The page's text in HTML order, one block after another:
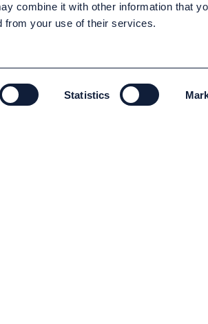
combine it with other information that
from your use of their services.
Statistics